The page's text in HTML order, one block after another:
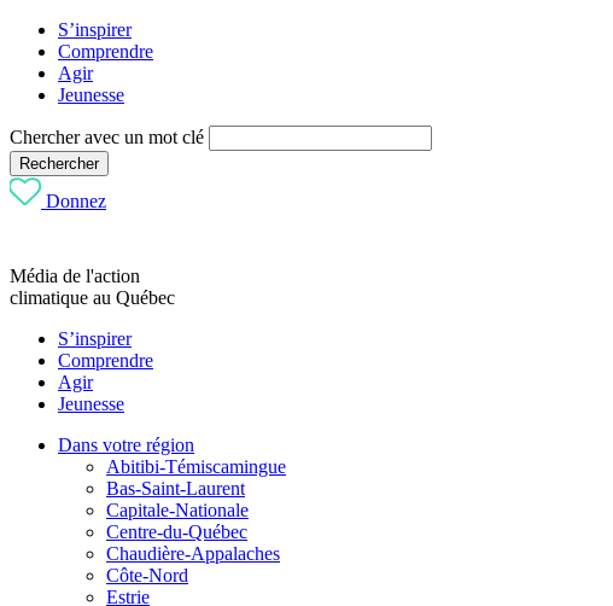
S’inspirer
Comprendre
Agir
Jeunesse
Chercher avec un mot clé
Rechercher
Donnez
Média de l'action
climatique au Québec
S’inspirer
Comprendre
Agir
Jeunesse
Dans votre région
Abitibi-Témiscamingue
Bas-Saint-Laurent
Capitale-Nationale
Centre-du-Québec
Chaudière-Appalaches
Côte-Nord
Estrie